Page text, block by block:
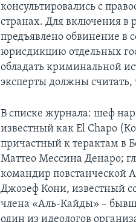
консультировались с
странах. Для включения в
предъявлено обвинение
юрисдикцию отдельных
обладать криминальной
эксперты должны считать,
В списке журнала: шеф
известный как El Chapo
причастный к терактам в
Маттео Мессина Денаро;
командир повстанческой
Джозеф Кони, известный
члена «Аль-Кайды» –
один из идеологов